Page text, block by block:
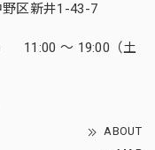
区新井1-43-7
11:00 ～ 19:00（土
ABOUT